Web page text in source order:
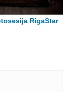
RigaStar